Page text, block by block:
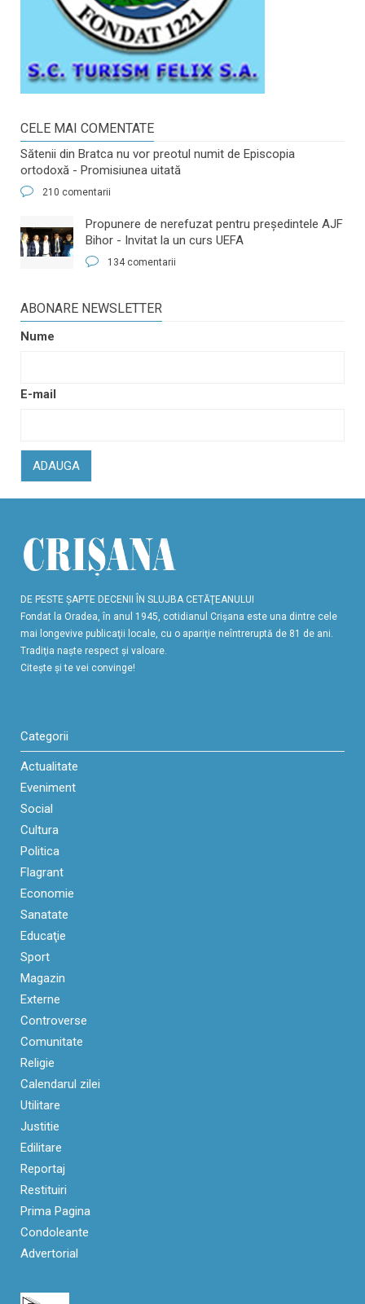
CELE MAI COMENTATE
Sătenii din Bratca nu vor preotul numit de Episcopia
ortodoxă - Promisiunea uitată
210 comentarii
​Propunere de nerefuzat pentru preşedintele AJF
Bihor - Invitat la un curs UEFA
134 comentarii
ABONARE NEWSLETTER
Nume
E-mail
ADAUGA
DE PESTE ŞAPTE DECENII ÎN SLUJBA CETĂŢEANULUI
Fondat la Oradea, în anul 1945, cotidianul Crişana este una dintre cele
mai longevive publicaţii locale, cu o apariţie neîntreruptă de 81 de ani.
Tradiţia naşte respect şi valoare.
Citeşte şi te vei convinge!
Categorii
Actualitate
Eveniment
Social
Cultura
Politica
Flagrant
Economie
Sanatate
Educaţie
Sport
Magazin
Externe
Controverse
Comunitate
Religie
Calendarul zilei
Utilitare
Justitie
Edilitare
Reportaj
Restituiri
Prima Pagina
Condoleante
Advertorial